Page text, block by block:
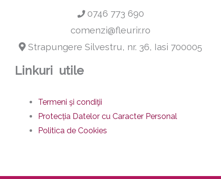
0746 773 690
comenzi@fleurir.ro
Strapungere Silvestru, nr. 36, Iasi 700005
Linkuri utile
Termeni şi condiţii
Protecția Datelor cu Caracter Personal
Politica de Cookies